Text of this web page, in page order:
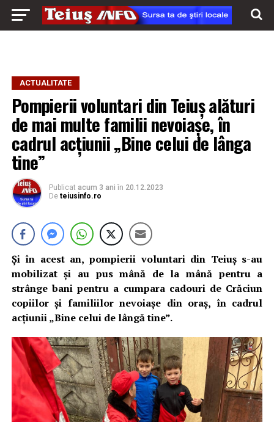
ACTUALITATE
Pompierii voluntari din Teiuș alături
de mai multe familii nevoiașe, în
cadrul acțiunii „Bine celui de lânga
tine”
Publicat acum 3 ani în 20.12.2023
De teiusinfo.ro
Și în acest an, pompierii voluntari din Teiuș s-au
mobilizat și au pus mână de la mână pentru a
strânge bani pentru a cumpara cadouri de Crăciun
copiilor și familiilor nevoiașe din oraș, în cadrul
acțiunii „Bine celui de lângă tine”.